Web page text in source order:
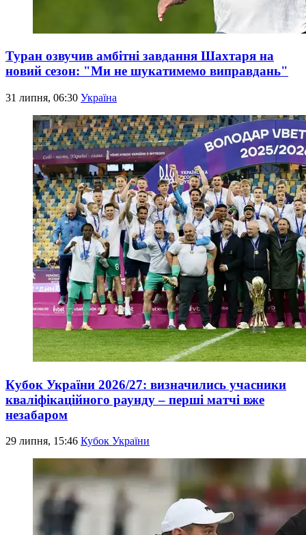
Туран озвучив амбітні завдання Шахтаря на
новий сезон: "Ми не шукатимемо виправдань"
31 липня, 06:30 Україна
Кубок України 2026/27: визначились учасники
кваліфікаційного раунду – перші матчі вже
незабаром
29 липня, 15:46 Кубок України